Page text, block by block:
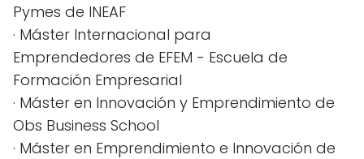
Pymes de INEAF
· Máster Internacional para
Emprendedores de EFEM - Escuela de
Formación Empresarial
· Máster en Innovación y Emprendimiento de
Obs Business School
· Máster en Emprendimiento e Innovación de